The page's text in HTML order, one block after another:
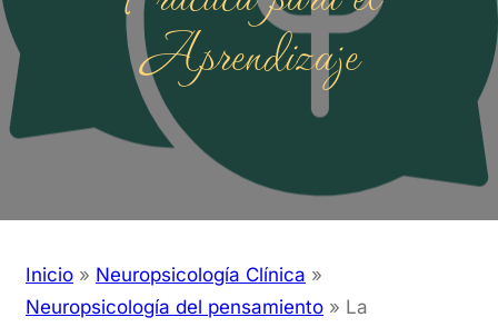
Aprendizaje
Inicio » Neuropsicología Clínica »
Neuropsicología del pensamiento » La